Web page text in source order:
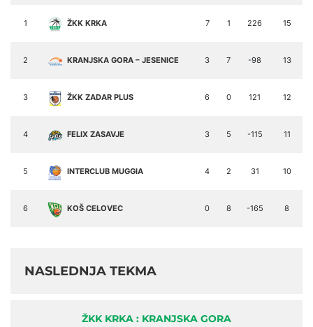
1 ŽKK KRKA 7 1 226 15
2 KRANJSKA GORA – JESENICE 3 7 -98 13
3 ŽKK ZADAR PLUS 6 0 121 12
4 FELIX ZASAVJE 3 5 -115 11
5 INTERCLUB MUGGIA 4 2 31 10
6 KOŠ CELOVEC 0 8 -165 8
NASLEDNJA TEKMA
ŽKK KRKA : KRANJSKA GORA